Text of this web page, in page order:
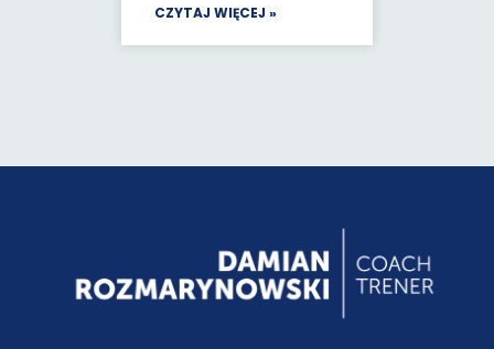
CZYTAJ WIĘCEJ »